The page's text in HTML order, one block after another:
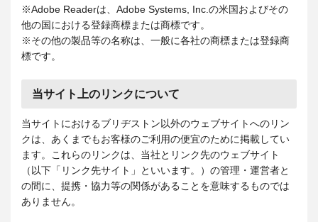
※Adobe Readerは、Adobe Systems, Inc.の米国およびその
他の国における登録商標または商標です。
※その他の製品等の名称は、一般に各社の商標または登録商
標です。
当サイト上のリンクについて
当サイトにおけるブリヂストン以外のウェブサイトへのリン
クは、あくまでもお客様のご利用の便宜のために掲載してい
ます。これらのリンクは、当社とリンク先のウェブサイト
（以下「リンク先サイト」といいます。）の管理・運営者と
の間に、提携・協力等の関係があることを意味するものでは
ありません。